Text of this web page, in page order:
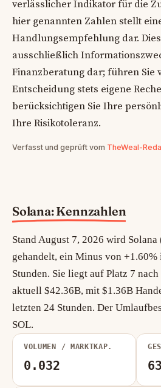
Solana: Kennzahlen
Stand August 7, 2026 wird
gehandelt, ein Minus von +1.60%
Stunden. Sie liegt auf Platz 7
aktuell $42.36B, mit $1.36B
letzten 24 Stunden. Der
SOL.
VOLUMEN / MARKTKAP.
0.032
verlässlicher Indikator für die
hier genannten Zahlen stellt
Handlungsempfehlung dar.
ausschließlich
Finanzberatung dar; führen Sie
Entscheidung stets eigene
berücksichtigen Sie Ihre
Ihre Risikotoleranz.
Verfasst und geprüft vom TheWeal-